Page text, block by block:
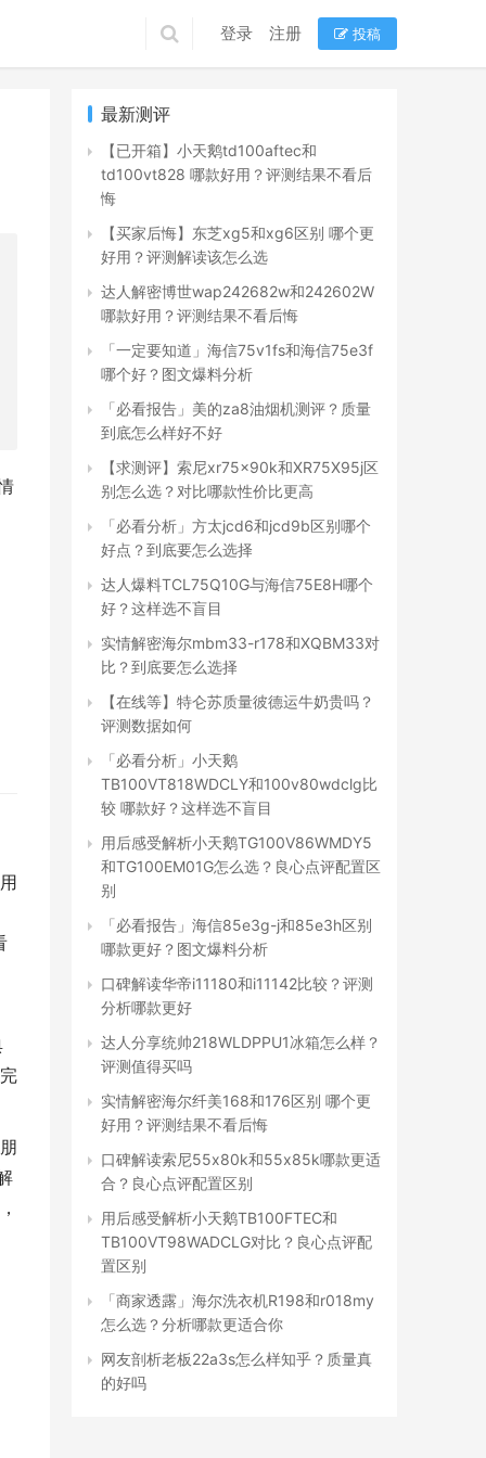
登录 注册 投稿
最新测评
【已开箱】小天鹅td100aftec和
td100vt828 哪款好用？评测结果不看后
悔
【买家后悔】东芝xg5和xg6区别 哪个更
好用？评测解读该怎么选
达人解密博世wap242682w和242602W
哪款好用？评测结果不看后悔
「一定要知道」海信75v1fs和海信75e3f
哪个好？图文爆料分析
「必看报告」美的za8油烟机测评？质量
到底怎么样好不好
【求测评】索尼xr75x90k和XR75X95j区
别怎么选？对比哪款性价比更高
「必看分析」方太jcd6和jcd9b区别哪个
好点？到底要怎么选择
达人爆料TCL75Q10G与海信75E8H哪个
好？这样选不盲目
实情解密海尔mbm33-r178和XQBM33对
比？到底要怎么选择
【在线等】特仑苏质量彼德运牛奶贵吗？
评测数据如何
「必看分析」小天鹅
TB100VT818WDCLY和100v80wdclg比
较 哪款好？这样选不盲目
用后感受解析小天鹅TG100V86WMDY5
和TG100EM01G怎么选？良心点评配置区
别
「必看报告」海信85e3g-j和85e3h区别
哪款更好？图文爆料分析
口碑解读华帝i11180和i11142比较？评测
分析哪款更好
达人分享统帅218WLDPPU1冰箱怎么样？
评测值得买吗
实情解密海尔纤美168和176区别 哪个更
好用？评测结果不看后悔
口碑解读索尼55x80k和55x85k哪款更适
合？良心点评配置区别
用后感受解析小天鹅TB100FTEC和
TB100VT98WADCLG对比？良心点评配
置区别
「商家透露」海尔洗衣机R198和r018my
怎么选？分析哪款更适合你
网友剖析老板22a3s怎么样知乎？质量真
的好吗